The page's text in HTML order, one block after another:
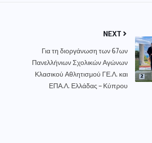
NEXT
Για τη διοργάνωση των 67ων
Πανελλήνιων Σχολικών Αγώνων
Κλασικού Αθλητισμού ΓΕ.Λ. και
ΕΠΑ.Λ. Ελλάδας – Κύπρου